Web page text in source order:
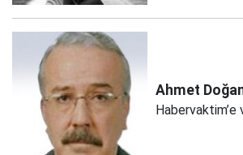
Ahmet
Habervaktim’e